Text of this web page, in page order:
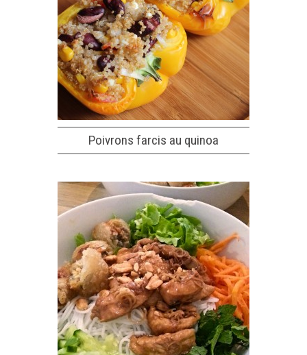
Poivrons farcis au quinoa